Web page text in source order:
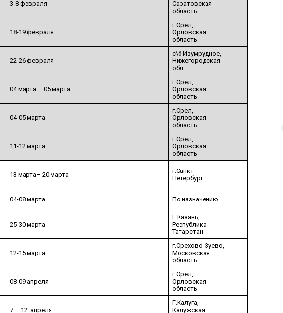
3-8 февраля
Саратовская
область
18-19 февраля
г.Орел,
Орловская
область
22-26 февраля
с\б Изумрудное,
Нижегородская
обл.
04 марта – 05 марта
г.Орел,
Орловская
область
04-05 марта
г.Орел,
Орловская
область
11-12 марта
г.Орел,
Орловская
область
13 марта– 20 марта
г.Санкт-
Петербург
04-08 марта По назначению
25-30 марта
Г.Казань,
Республика
Татарстан
12-15 марта
г.Орехово-Зуево,
Московская
область
08-09 апреля
г.Орел,
Орловская
область
7 – 12 апреля
Г.Калуга,
Калужская